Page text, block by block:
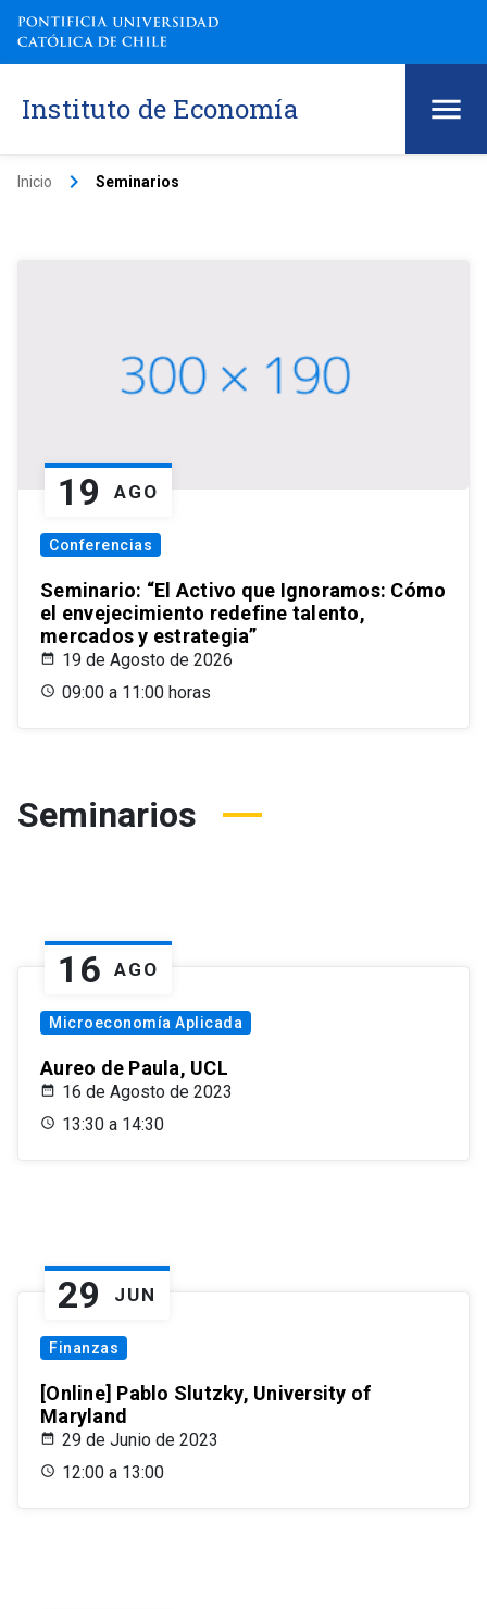
Instituto de Economía
Inicio keyboard_arrow_right Seminarios
19 AGO
Conferencias
Seminario: “El Activo que Ignoramos: Cómo
el envejecimiento redefine talento,
mercados y estrategia”
19 de Agosto de 2026
09:00 a 11:00 horas
Seminarios
16 AGO
Microeconomía Aplicada
Aureo de Paula, UCL
16 de Agosto de 2023
13:30 a 14:30
29 JUN
Finanzas
[Online] Pablo Slutzky, University of
Maryland
29 de Junio de 2023
12:00 a 13:00